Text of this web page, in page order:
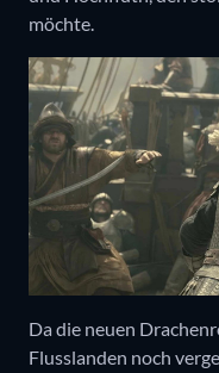
möchte.
Da die neuen
Flusslanden noch